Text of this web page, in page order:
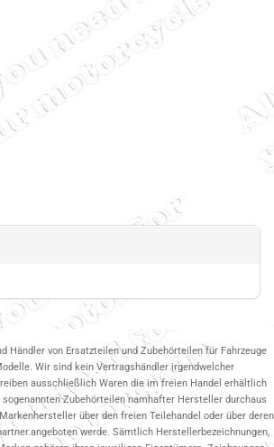
Händler von Ersatzteilen und Zubehörteilen für Fahrzeuge
Wir sind kein Vertragshändler irgendwelcher
ausschließlich Waren die im freien Handel erhältlich
Zubehörteilen namhafter Hersteller durchaus
über den freien Teilehandel oder über deren
werde. Sämtlich Herstellerbezeichnungen,